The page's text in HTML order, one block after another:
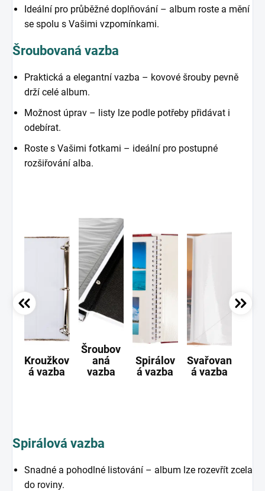
Ideální pro průběžné doplňování – album roste a mění
se spolu s Vašimi vzpomínkami.
Šroubovaná vazba
Praktická a elegantní vazba – kovové šrouby pevně
drží celé album.
Možnost úprav – listy lze podle potřeby přidávat i
odebírat.
Roste s Vašimi fotkami – ideální pro postupné
rozšiřování alba.
Kroužkov
á vazba
Šroubov
aná
vazba
Spirálov
á vazba
Svařovan
á vazba
Spirálová vazba
Snadné a pohodlné listování – album lze rozevřít zcela
do roviny.